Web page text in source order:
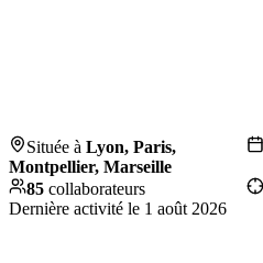
Située à Lyon, Paris,
Montpellier, Marseille
85 collaborateurs
Dernière activité le 1 août 2026